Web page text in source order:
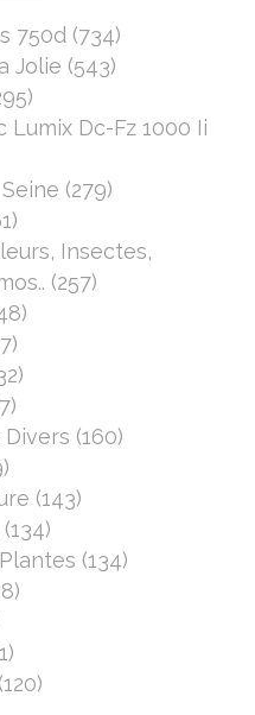
750d (734)
Jolie (543)
Lumix Dc-Fz 1000 Ii
(279)
Insectes,
(257)
Divers (160)
(143)
(134)
(134)
(120)